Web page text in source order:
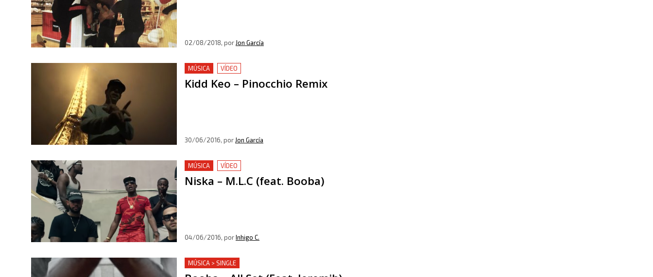
02/08/2018, por Jon García
MÚSICA VÍDEO
Kidd Keo – Pinocchio Remix
30/06/2016, por Jon García
MÚSICA VÍDEO
Niska – M.L.C (feat. Booba)
04/06/2016, porInhigo C.
MÚSICA > SINGLE